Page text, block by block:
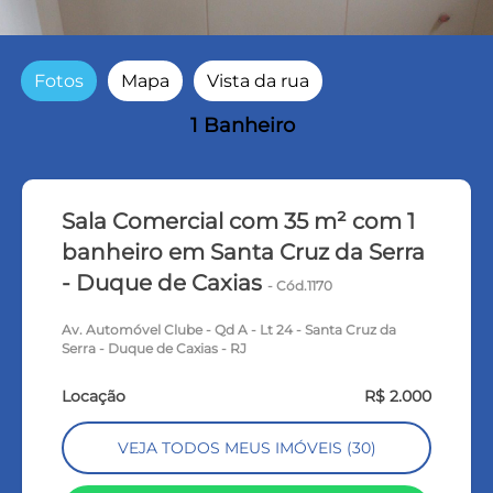
Fotos Mapa Vista da rua
1 Banheiro
Sala Comercial com 35 m² com 1
banheiro em Santa Cruz da Serra
- Duque de Caxias - Cód.1170
Av. Automóvel Clube - Qd A - Lt 24 - Santa Cruz da
Serra - Duque de Caxias - RJ
Locação R$ 2.000
VEJA TODOS MEUS IMÓVEIS (30)